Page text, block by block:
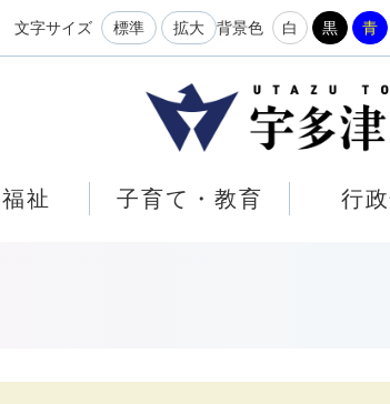
メニューを飛ばして本文へ
文字サイズ 標準 拡大 背景色 白 黒 青
祉 子育て・教育 行